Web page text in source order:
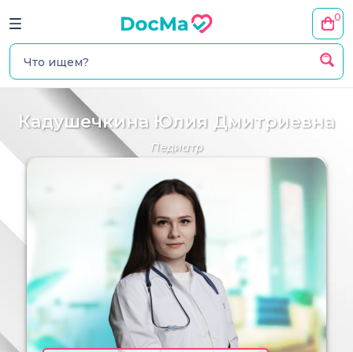
0
Кадушечкина Юлия Дмитриевна
Педиатр